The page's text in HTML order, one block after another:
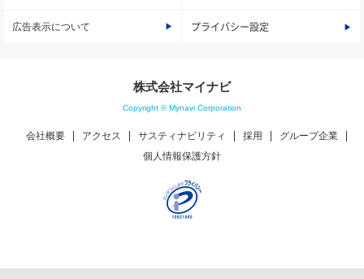
広告表示について プライバシー設定
株式会社マイナビ
Copyright © Mynavi Corporation
会社概要 アクセス サスティナビリティ 採用
グループ企業
個人情報保護方針